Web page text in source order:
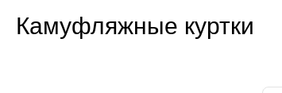
Камуфляжные куртки